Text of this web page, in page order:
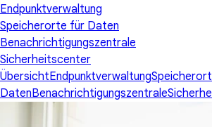
Endpunktverwaltung
Speicherorte für Daten
Benachrichtigungszentrale
Sicherheitscenter
ÜbersichtEndpunktverwaltung
DatenBenachrichtigungszentrale